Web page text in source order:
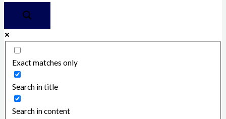
Exact matches only
Search in title
Search in content